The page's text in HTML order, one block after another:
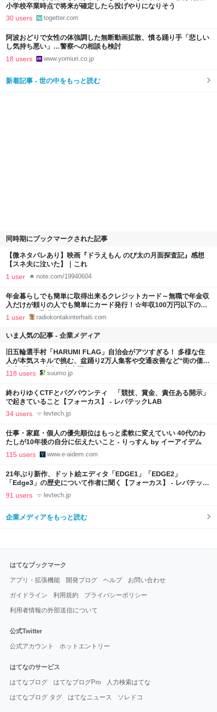
小学校卒業時点で将来が確定したら投げやりになりそう
30 users togetter.com
阿波おどりで女性の体強調した無断動画拡散、憤る踊り手「悲しい
し気持ち悪い」…警察への相談も検討
18 users www.yomiuri.co.jp
新着記事 - 世の中をもっと読む
同時期にブックマークされた記事
【微ネタバレあり】映画『ドラえもん のび太の月面探査記』感想
【スネ夫に泣いた】｜これ
1 user note.com/19940604
年金暮らしでも簡単に取得出来るクレジットカード～無職で年金収
入だけが頼りの人でも簡単にカード発行！☆年収100万円以下のフ
リーターも取得可
1 user radiokontakinterhaiti.com
いま人気の記事 - 企業メディア
旧五輪選手村「HARUMI FLAG」自治会がアツすぎる！ 多様な住
人が本気スキルで挑む、盆踊り2万人集客や交通改善など“街の価値
向上”戦略 東京・中央区
118 users suumo.jp
終わりゆくCTFとバグバウンティ 「競技、賞金、責任ある開示」
で起きていること【フォーカス】 - レバテックLAB
34 users levtech.jp
仕事・家庭・個人の優先順位はもっと柔軟に変えていい 40代のわ
たしが10年後の自分に伝えたいこと - りっすん by イーアイデム
115 users www.e-aidem.com
21年ぶり新作、ドット絵エディタ「EDGE1」「EDGE2」
「Edge3」の歴史について作者に聞く【フォーカス】 - レバテック
LAB
91 users levtech.jp
企業メディアをもっと読む
はてなブックマーク
アプリ・拡張機能 開発ブログ ヘルプ お問い合わせ
ガイドライン 利用規約 プライバシーポリシー
利用者情報の外部送信について
公式Twitter
公式アカウント ホットエントリー
はてなのサービス
はてなブログ はてなブログPro 人力検索はてな
はてなブログ タグ はてなニュース ソレドコ